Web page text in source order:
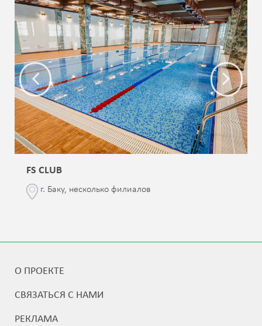
FS CLUB
г. Баку, несколько филиалов
О ПРОЕКТЕ
СВЯЗАТЬСЯ С НАМИ
РЕКЛАМА